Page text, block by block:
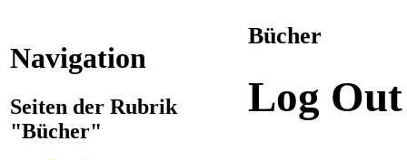
Navigation
Seiten der Rubrik
"Bücher"
Bücher
Log Out